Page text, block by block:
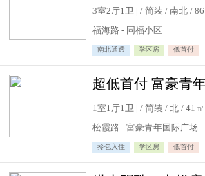
3室2厅1卫 | / 简装 / 南北 / 86
福海路 - 同福小区
南北通透 学区房 低首付
1室1厅1卫 | / 简装 / 北 / 41㎡
松霞路 - 富豪青年国际广场
拎包入住 学区房 低首付